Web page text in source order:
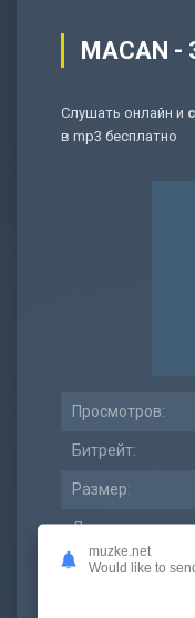
MACAN -
Слушать онлайн и
в mp3 бесплатно
Просмотров:
Битрейт:
Размер:
Длительность:
Дата релиза:
muzke.net
Would like to